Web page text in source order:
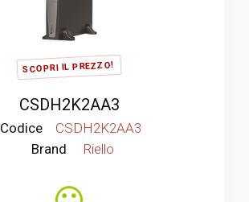
SCOPRI IL PREZZO!
CSDH2K2AA3
Codice
CSDH2K2AA3
Brand
Riello